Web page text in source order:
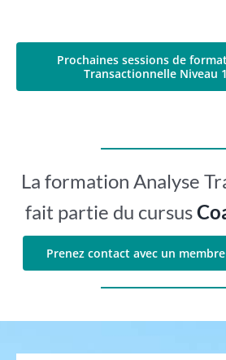
Prochaines sessions de
Transactionnelle Niveau
La formation Analyse
fait partie du cursus
Prenez contact avec un